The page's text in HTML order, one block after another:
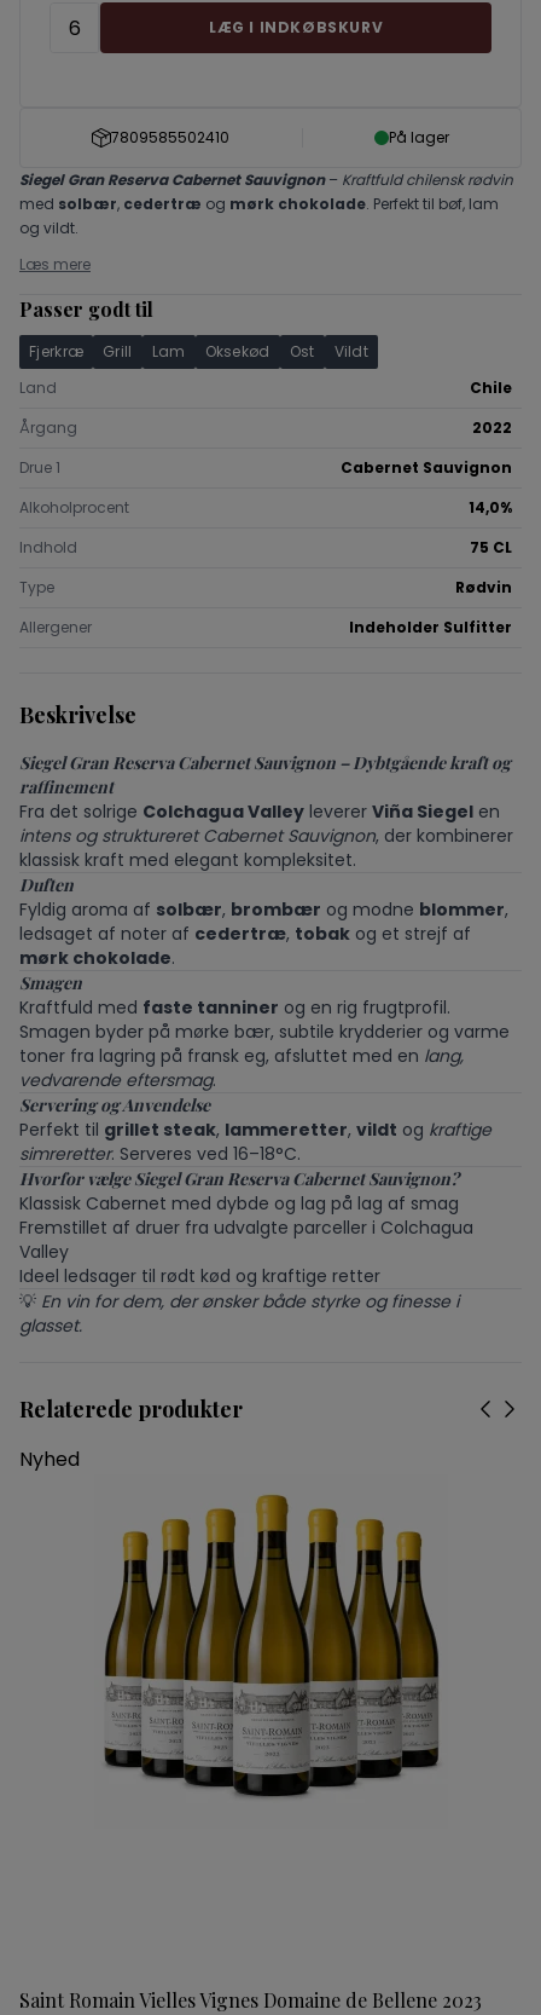
7809585502410 På lager
Siegel Gran Reserva Cabernet Sauvignon– Kraftfuld chilensk rødvin
med solbær, cedertræ og mørk chokolade. Perfekt til bøf, lam
og vildt.
Læs mere
Passer godt til
Fjerkræ Grill Lam Oksekød Ost
Vildt
Land
Chile
Årgang
2022
Drue 1
Cabernet Sauvignon
Alkoholprocent
14,0%
Indhold
75 CL
Type
Rødvin
Allergener
Indeholder Sulfitter
LÆG I INDKØBSKURV
Beskrivelse
Siegel Gran Reserva Cabernet Sauvignon – Dybtgående kraft og
raffinement
Fra det solrige Colchagua Valley leverer Viña Siegel en
intens og struktureret Cabernet Sauvignon, der kombinerer
klassisk kraft med elegant kompleksitet.
Duften
Fyldig aroma af solbær, brombær og modne blommer,
ledsaget af noter af cedertræ, tobak og et strejf af
mørk chokolade.
Smagen
Kraftfuld med faste tanniner og en rig frugtprofil.
Smagen byder på mørke bær, subtile krydderier og varme
toner fra lagring på fransk eg, afsluttet med en lang,
vedvarende eftersmag.
Servering og Anvendelse
Perfekt til grillet steak, lammeretter, vildt og kraftige
simreretter. Serveres ved 16–18°C.
Hvorfor vælge Siegel Gran Reserva Cabernet Sauvignon?
Klassisk Cabernet med dybde og lag på lag af smag
Fremstillet af druer fra udvalgte parceller i Colchagua
Valley
Ideel ledsager til rødt kød og kraftige retter
💡 En vin for dem, der ønsker både styrke og finesse i
glasset.
Relaterede produkter
Nyhed
Saint Romain Vielles Vignes Domaine de Bellene 2023